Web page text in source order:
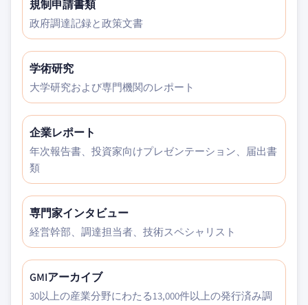
規制申請書類
政府調達記録と政策文書
学術研究
大学研究および専門機関のレポート
企業レポート
年次報告書、投資家向けプレゼンテーション、届出書
類
専門家インタビュー
経営幹部、調達担当者、技術スペシャリスト
GMIアーカイブ
30以上の産業分野にわたる13,000件以上の発行済み調